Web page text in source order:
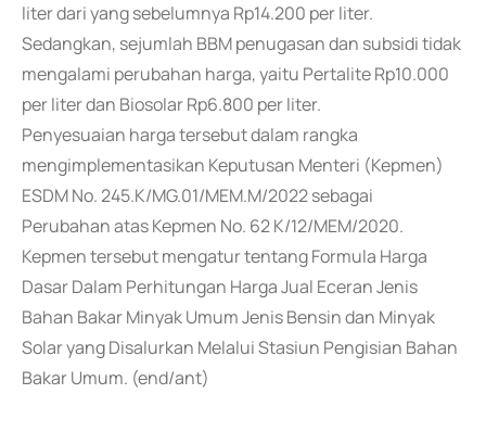
liter dari yang sebelumnya Rp14.200 per liter.
Sedangkan, sejumlah BBM penugasan dan subsidi tidak
mengalami perubahan harga, yaitu Pertalite Rp10.000
per liter dan Biosolar Rp6.800 per liter.
Penyesuaian harga tersebut dalam rangka
mengimplementasikan Keputusan Menteri (Kepmen)
ESDM No. 245.K/MG.01/MEM.M/2022 sebagai
Perubahan atas Kepmen No. 62 K/12/MEM/2020.
Kepmen tersebut mengatur tentang Formula Harga
Dasar Dalam Perhitungan Harga Jual Eceran Jenis
Bahan Bakar Minyak Umum Jenis Bensin dan Minyak
Solar yang Disalurkan Melalui Stasiun Pengisian Bahan
Bakar Umum. (end/ant)